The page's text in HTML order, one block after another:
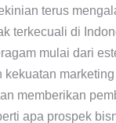
terus
terkecuali di
mulai dari
kekuatan
memberikan
apa prospek